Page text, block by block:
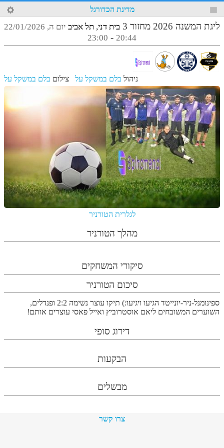
41 מדינת הכדורגל
ליגת המשנה 2026 מחזור 3 בית דני, תל אביב יום ה, 22/01/2026
20:44
-
23:00
ניהול בלם במשקל על צילום בלם במשקל על
לגלרית הטורניר
מהלך הטורניר
סיקורי המשחקים
סיכום הטורניר
ספינומנל-ניר-יונייטד הגיעו ויגיעו:) תיקו עוצר נשימה 2:2 ופנדלים,
השוערים המשובחים ליאם אוסטרוביץ ואייל פאסי עוצרים אותם!
דירוג סופי
הבקעות
מבשלים
צרו קשר
4